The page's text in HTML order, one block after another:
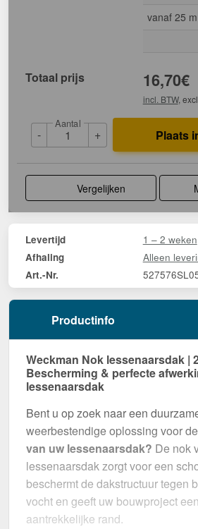
vanaf 25 m
Totaal prijs 16,70€
incl. BTW,
-
Aantal
+ Plaats
Vergelijken
Levertijd 1 – 2 weken
Afhaling Alleen
Art.-Nr.
Productinfo
Weckman Nok lessenaarsdak |
Bescherming & perfecte
lessenaarsdak
Bent u op zoek naar een
weerbestendige oplossing voor de
van uw lessenaarsdak? De nok
lessenaarsdak zorgt voor een
beschermt de dakstructuur tegen
vocht en geeft uw bouwproject
aantrekkelijke rand.